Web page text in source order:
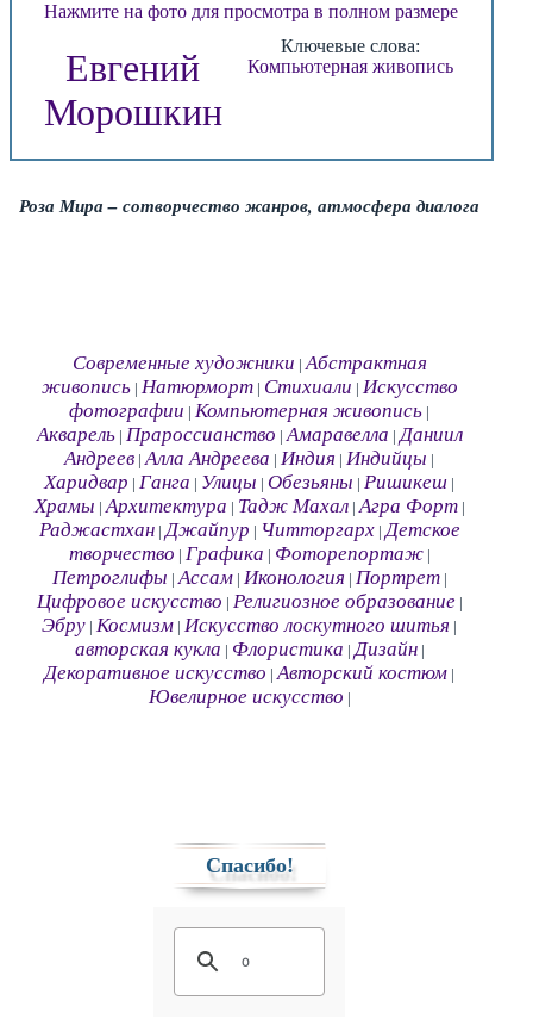
Нажмите на фото для просмотра в полном размере
Евгений
Морошкин
Ключевые слова:
Компьютерная живопись
Роза Мира – сотворчество жанров, атмосфера диалога
Современные художники |Абстрактная
живопись| Натюрморт| Стихиали Искусство
фотографии |Компьютерная живопись
Акварель| Прароссианство |Амаравелла |Даниил
Андреев |Алла Андреева |Индия |Индийцы
Харидвар |Ганга Улицы |Обезьяны |Ришикеш
Храмы |Архитектура Тадж Махал|Агра Форт|
Раджастхан|Джайпур Читторгарх|Детское
творчество Графика Фоторепортаж|
Петроглифы |Ассам| Иконология Портрет|
Цифровое искусство Религиозное образование|
Эбру |Космизм |Искусство лоскутного шитья
авторская кукла Флористика |Дизайн|
Декоративное искусство |Авторский костюм
Ювелирное искусство
Спасибо!